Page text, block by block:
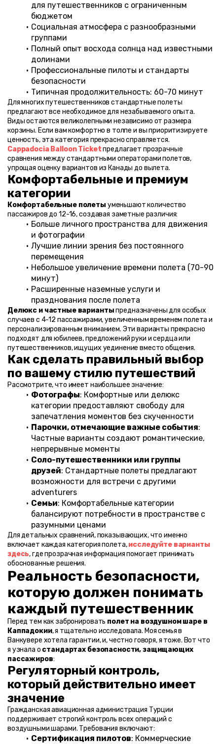
для путешественников с ограниченным
бюджетом
Социальная атмосфера с разнообразными
группами
Полный опыт восхода солнца над известными
долинами
Профессиональные пилоты и стандарты
безопасности
Типичная продолжительность: 60-70 минут
Для многих путешественников стандартные полеты
предлагают все необходимое для незабываемого опыта.
Виды остаются великолепными независимо от размера
корзины. Если вам комфортно в толпе и вы приоритизируете
ценность, эта категория прекрасно справляется.
Cappadocia Balloon Ticket предлагает прозрачные
сравнения между стандартными операторами полетов,
упрощая оценку вариантов из Канады до вылета.
Комфортабельные и премиум
категории
Комфортабельные полеты уменьшают количество
пассажиров до 12-16, создавая заметные различия:
Больше личного пространства для движения
и фотографии
Лучшие линии зрения без постоянного
перемещения
Небольшое увеличение времени полета (70-90
минут)
Расширенные наземные услуги и
празднования после полета
Делюкс и частные варианты предназначены для особых
случаев с 4-12 пассажирами, увеличенным временем полета и
персонализированным вниманием. Эти варианты прекрасно
подходят для юбилеев, предложений руки и сердца или
путешественников, ищущих уединение вместо общения.
Как сделать правильный выбор
по вашему стилю путешествий
Рассмотрите, что имеет наибольшее значение:
Фотографы: Комфортные или делюкс
категории предоставляют свободу для
запечатления моментов без скученности
Парочки, отмечающие важные события:
Частные варианты создают романтические,
непрерывные моменты
Соло-путешественники или группы
друзей: Стандартные полеты предлагают
возможности для встречи с другими
adventurers
Семьи: Комфортабельные категории
балансируют потребности в пространстве с
разумными ценами
Для детальных сравнений, показывающих, что именно
включает каждая категория полета, исследуйте варианты
здесь, где прозрачная информация помогает принимать
обоснованные решения.
Реальность безопасности,
которую должен понимать
каждый путешественник
Перед тем как забронировать полет на воздушном шаре в
Каппадокии, я тщательно исследовала. Моя семья в
Ванкувере хотела гарантии, и, честно говоря, я тоже. Вот что
я узнала о стандартах безопасности, защищающих
пассажиров:
Регуляторный контроль,
который действительно имеет
значение
Гражданская авиационная администрация Турции
поддерживает строгий контроль всех операций с
воздушными шарами. Требования включают:
Сертификация пилотов: Коммерческие